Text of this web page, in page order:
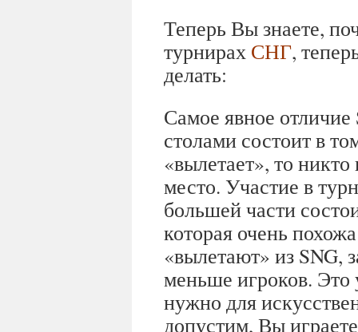
Теперь Вы знаете,
турнирах СНГ,
делать:
Самое явное
столами состоит в
«вылетает», то
место. Участие в
большей части
которая очень
«вылетают» из SNG,
меньше игроков. Это
нужно для
допустим, Вы